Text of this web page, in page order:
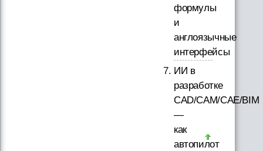
формулы
и
англоязычные
интерфейсы
ИИ в
разработке
CAD/CAM/CAE/BIM
—
как
автопилот